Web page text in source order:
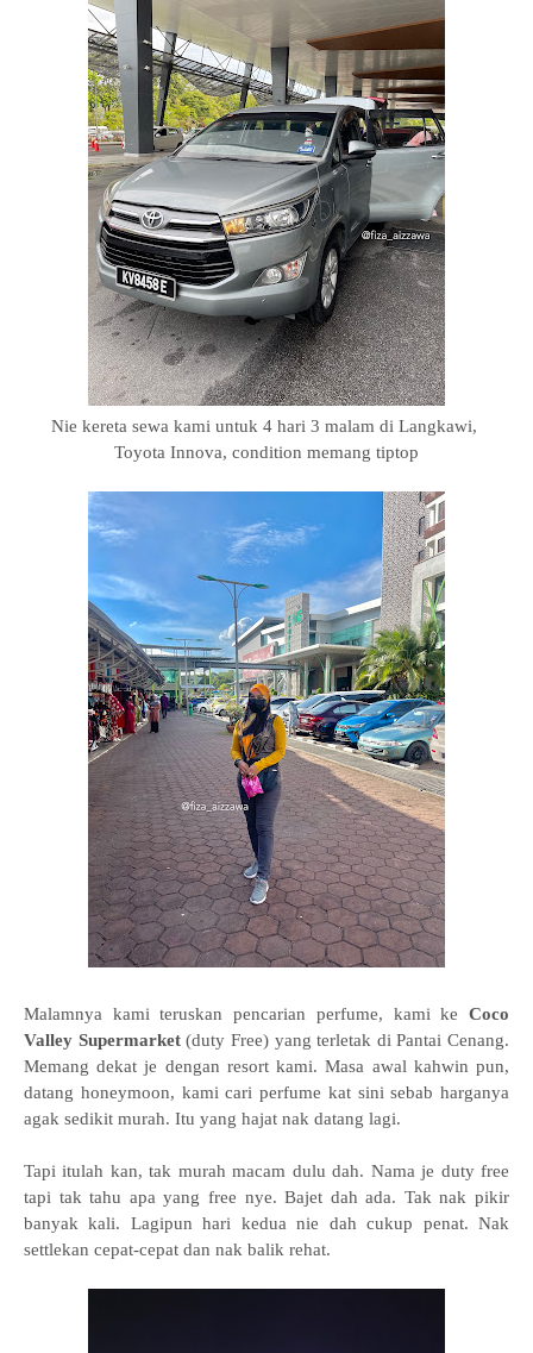
Nie kereta sewa kami untuk 4 hari 3 malam di Langkawi,
Toyota Innova, condition memang tiptop
Malamnya kami teruskan pencarian perfume, kami ke Coco
Valley Supermarket(duty Free) yang terletak di Pantai Cenang.
Memang dekat je dengan resort kami. Masa awal kahwin pun,
datang honeymoon, kami cari perfume kat sini sebab harganya
agak sedikit murah. Itu yang hajat nak datang lagi.
Tapi itulah kan, tak murah macam dulu dah. Nama je duty free
tapi tak tahu apa yang free nye. Bajet dah ada. Tak nak pikir
banyak kali. Lagipun hari kedua nie dah cukup penat. Nak
settlekan cepat-cepat dan nak balik rehat.